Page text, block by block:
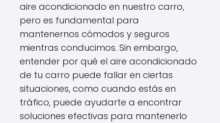
aire acondicionado en nuestro carro,
pero es fundamental para
mantenernos cómodos y seguros
mientras conducimos. Sin embargo,
entender por qué el aire acondicionado
de tu carro puede fallar en ciertas
situaciones, como cuando estás en
tráfico, puede ayudarte a encontrar
soluciones efectivas para mantenerlo